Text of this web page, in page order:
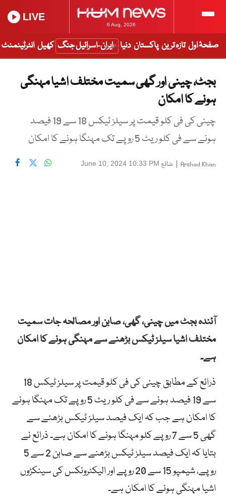
6 Aug, 2026
LIVE
صفحۂ اول تازہ ترین پاکستان دنیا ایران-اسرائیل جنگ کھیل انٹرٹینمنٹ
بجٹ، چینی اور گھی سمیت مختلف اشیا مہنگی
ہونے کا امکان
چینی کی فی کلو قیمت پر سیلز ٹیکس 18 سے 19 فیصد
ہونے سے فی کلو ریٹ 5 روپے تک مہنگا ہونے کا امکان
Arshad Khan
| شائع June 10, 2024 10:33 PM
آئندہ بجٹ میں چینی، گھی، صابن اور مصالحہ جات سمیت
مختلف اشیا سیلز ٹیکس بڑھنے سے مہنگی ہونے کا امکان
ہے۔
ذرائع کے مطابق چینی کی فی کلو قیمت پر سیلز ٹیکس 18
سے 19 فیصد ہونے سے فی کلو ریٹ 5 روپے تک مہنگا ہونے
کا امکان ہے جب کہ ایک فیصد سیلز ٹیکس بڑھنے سے
گھی 5 سے 7 روپے کلو مہنگا ہونے کا امکان ہے۔ ذرائع نے
بتایا کہ ایک فیصد سیلز ٹیکس بڑھنے سے صابن 2 سے 5
روپے، شیمپو 15 سے 20 روپے اور الیکٹرونکس کی سینکڑوں
اشیا مہنگی ہونے کا امکان ہے۔